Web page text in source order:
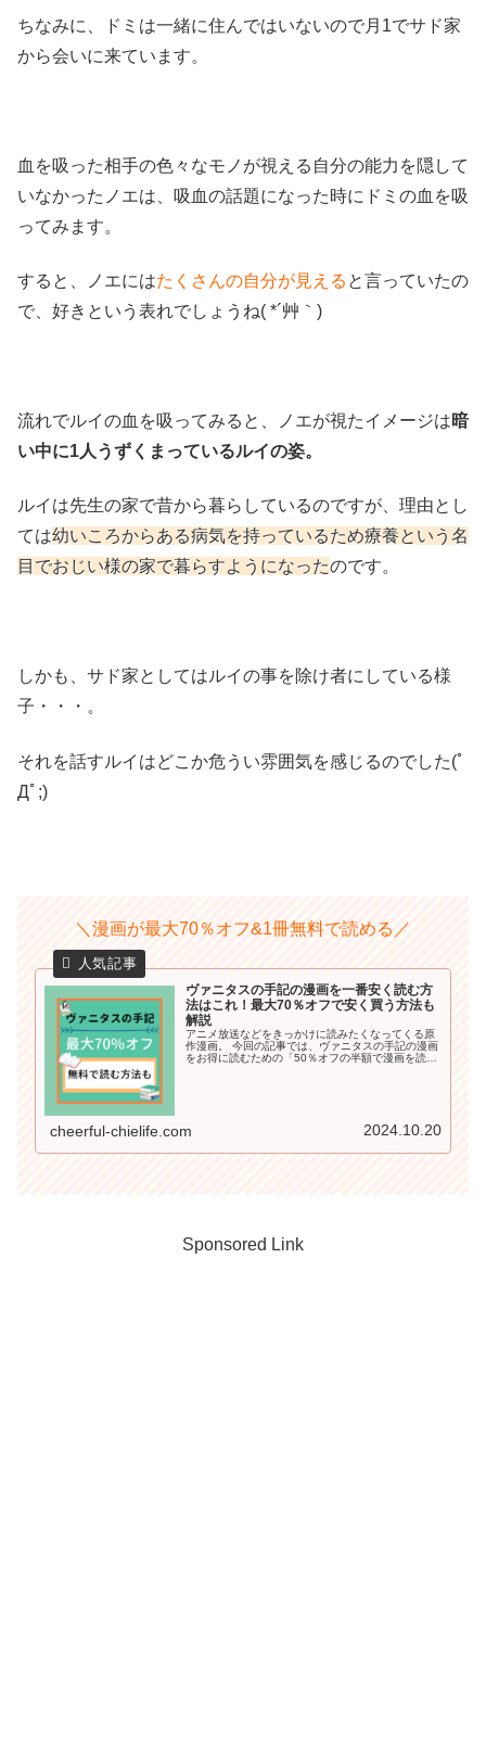
ちなみに、ドミは一緒に住んではいないので月1でサド家
から会いに来ています。
血を吸った相手の色々なモノが視える自分の能力を隠して
いなかったノエは、吸血の話題になった時にドミの血を吸
ってみます。
すると、ノエにはたくさんの自分が見える と言っていたの
で、好きという表れでしょうね( *´艸｀)
流れでルイの血を吸ってみると、ノエが視たイメージは暗
い中に1人うずくまっているルイの姿。
ルイは先生の家で昔から暮らしているのですが、理由とし
ては幼いころからある病気を持っているため療養という名
目でおじい様の家で暮らすようになったのです。
しかも、サド家としてはルイの事を除け者にしている様
子・・・。
それを話すルイはどこか危うい雰囲気を感じるのでした(ﾟ
Дﾟ;)
＼漫画が最大70％オフ&1冊無料で読める／
ヴァニタスの手記の漫画を一番安く読む方
法はこれ！最大70％オフで安く買う方法も
解説
アニメ放送などをきっかけに読みたくなってくる原
作漫画。 今回の記事では、ヴァニタスの手記の漫画
をお得に読むための「50％オフの半額で漫画を読む
cheerful-chielife.com 2024.10.20
Sponsored Link